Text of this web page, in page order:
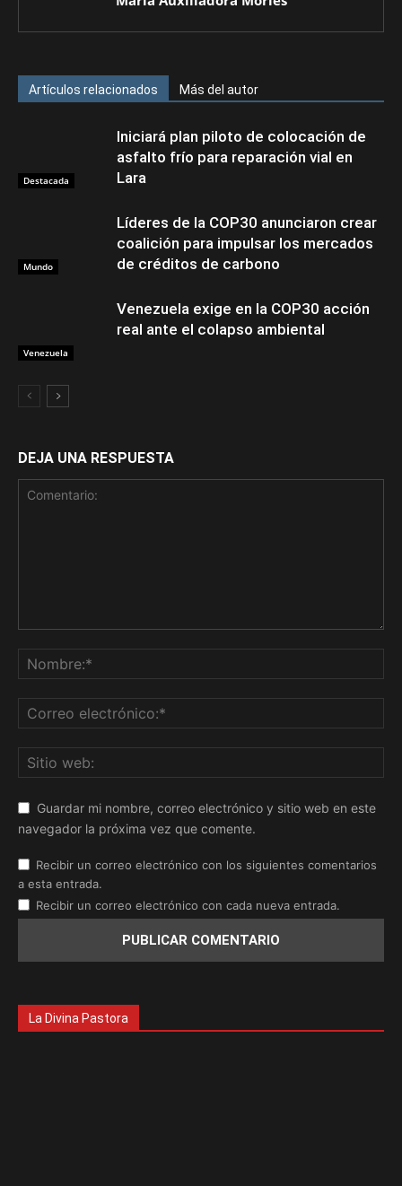
Artículos relacionados Más del autor
Destacada
Iniciará plan piloto de colocación de
asfalto frío para reparación vial en
Lara
Mundo
Líderes de la COP30 anunciaron crear
coalición para impulsar los mercados
de créditos de carbono
Venezuela
Venezuela exige en la COP30 acción
real ante el colapso ambiental
DEJA UNA RESPUESTA
Guardar mi nombre, correo electrónico y sitio web en este
navegador la próxima vez que comente.
Recibir un correo electrónico con los siguientes comentarios
a esta entrada.
Recibir un correo electrónico con cada nueva entrada.
La Divina Pastora